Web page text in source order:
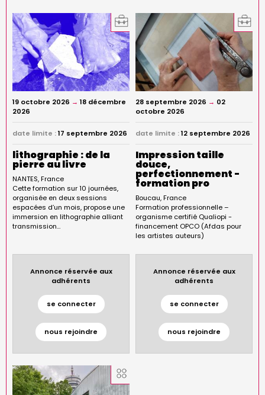
19 octobre 2026 → 18 décembre
2026
date limite :17 septembre 2026
lithographie : de la
pierre au livre
NANTES France
Cette formation sur 10 journées,
organisée en deux sessions
espacées d’un mois, propose une
immersion en lithographie alliant
transmission…
28 septembre 2026 → 02
octobre 2026
date limite :12 septembre 2026
Impression taille
douce,
perfectionnement -
formation pro
Boucau France
Formation professionnelle –
organisme certifié Qualiopi -
financement OPCO (Afdas pour
les artistes auteurs)
Annonce réservée aux
adhérents
se connecter
nous rejoindre
Annonce réservée aux
adhérents
se connecter
nous rejoindre